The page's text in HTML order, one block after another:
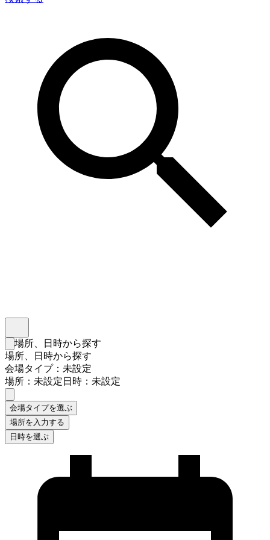
検索フォームを閉じる
場所、日時から探す
場所、日時から探す
会場タイプ：未設定
場所：未設定日時：未設定
会場タイプを選ぶ
場所を入力する
日時を選ぶ